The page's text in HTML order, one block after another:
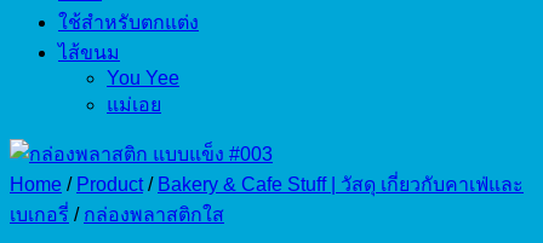
ใช้สำหรับตกแต่ง
ไส้ขนม
You Yee
แม่เอย
Home / Product / Bakery & Cafe Stuff | วัสดุ เกี่ยวกับคาเฟ่และ
เบเกอรี่ / กล่องพลาสติกใส